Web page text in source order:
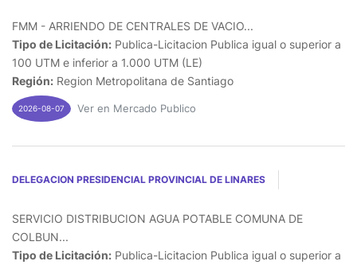
FMM - ARRIENDO DE CENTRALES DE VACIO...
Tipo de Licitación: Publica-Licitacion Publica igual o superior a
100 UTM e inferior a 1.000 UTM (LE)
Región: Region Metropolitana de Santiago
2026-08-07 Ver en Mercado Publico
DELEGACION PRESIDENCIAL PROVINCIAL DE LINARES
SERVICIO DISTRIBUCION AGUA POTABLE COMUNA DE
COLBUN...
Tipo de Licitación: Publica-Licitacion Publica igual o superior a